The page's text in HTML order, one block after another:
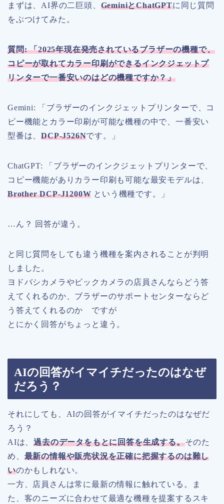
まずは、AI界の二巨頭、 GeminiとChatGPTに同じ質問
をぶつけてみた。
質問:「2025年現在発売されているブラザーの機種で、
コピーが取れてカラー印刷ができるインクジェットプ
リンターで一番安いのはどの機種ですか？」
Gemini: 「ブラザーのインクジェットプリンターで、コ
ピー機能とカラー印刷が可能な機種の中で、一番安い
型番は、DCP-J526Nです。」
ChatGPT: 「ブラザーのインクジェットプリンターで、
コピー機能がありカラー印刷も可能な最安モデルは、
Brother DCP-J1200W という機種です。」
…ん？ 回答が違う。
と同じ質問をしても違う機種を案内されることが判明
しました。
ヨドバシカメラやビックカメラの店員さんならどう答
えてくれるのか、ブラザーのサポートセンターならど
う答えてくれるのか ですが
とにかく回答がちょっと違う。
AIの回答がイマイチだったのはなぜ
だろう？
それにしても、AIの回答がイマイチだったのはなぜだ
ろう？
AIは、過去のデータをもとに回答を生成する。そのた
め、 最新の情報や販売状況を正確に把握するのは難し
いのかもしれない。
一方、店員さんは常に最新の情報に触れている。ま
た、客のニーズに合わせて最適な機種を提案するスキ